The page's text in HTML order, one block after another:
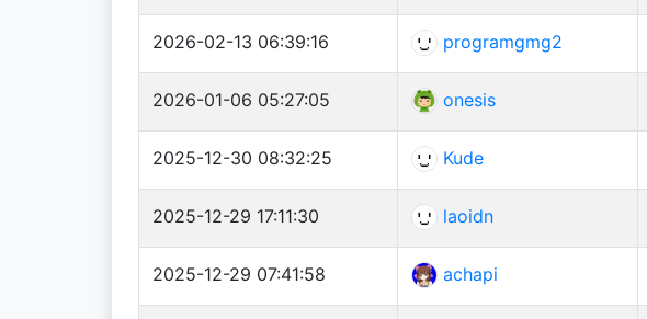
2026-02-13 06:39:16 programgmg2
2026-01-06 05:27:05 onesis
2025-12-30 08:32:25 Kude
2025-12-29 17:11:30 laoidn
2025-12-29 07:41:58 achapi